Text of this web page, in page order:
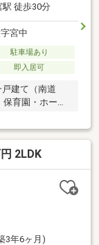
駅 徒歩30分
宮中
駐車場あり
即入居可
建て（南道
育園・ホーム
2LDK
3年6ヶ月)